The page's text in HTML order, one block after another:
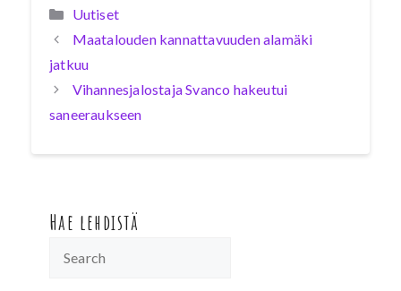
Kategoriat
Uutiset
Maatalouden kannattavuuden alamäki
jatkuu
Vihannesjalostaja Svanco hakeutui
saneeraukseen
Hae lehdistä